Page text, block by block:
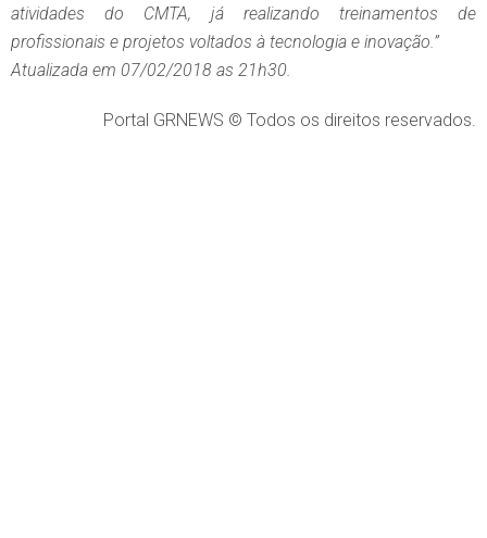
atividades do CMTA, já realizando treinamentos de
profissionais e projetos voltados à tecnologia e inovação.”
Atualizada em 07/02/2018 as 21h30.
Portal GRNEWS © Todos os direitos reservados.